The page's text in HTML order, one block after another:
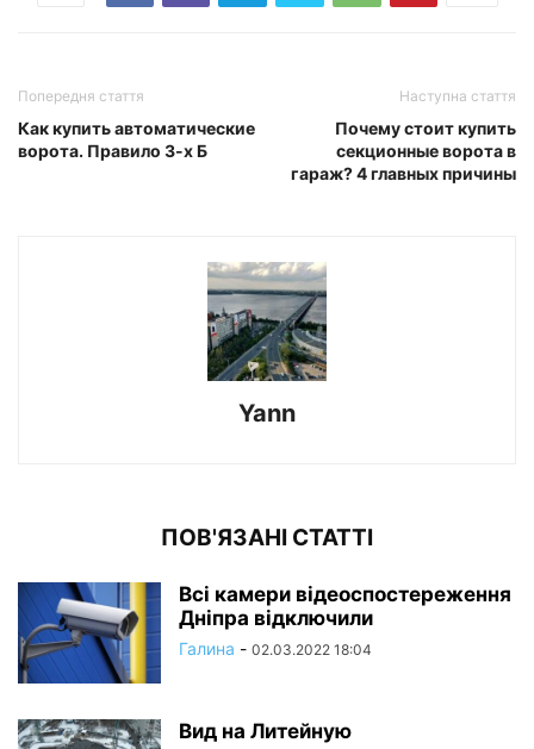
Попередня стаття
Как купить автоматические
ворота. Правило 3-х Б
Наступна стаття
Почему стоит купить
секционные ворота в
гараж? 4 главных причины
Yann
ПОВ'ЯЗАНІ СТАТТІ
Всі камери відеоспостереження
Дніпра відключили
Галина - 02.03.2022 18:04
Вид на Литейную